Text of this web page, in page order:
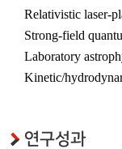
Relativistic laser-
Strong-field
Laboratory
Kinetic/
연구성과